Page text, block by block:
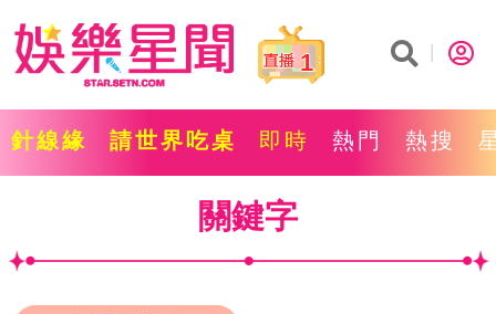
1
針線緣 請世界吃桌 即時 熱門 熱搜
關鍵字